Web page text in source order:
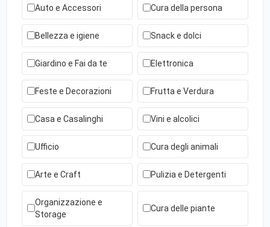
Auto e Accessori Cura della persona
Bellezza e igiene Snack e dolci
Giardino e Fai da te Elettronica
Feste e Decorazioni Frutta e Verdura
Casa e Casalinghi Vini e alcolici
Ufficio Cura degli animali
Arte e Craft Pulizia e Detergenti
Organizzazione e
Storage
Cura delle piante